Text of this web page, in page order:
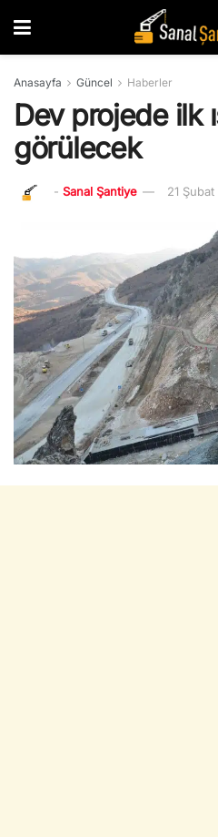
Anasayfa Güncel Haberler
Dev projede ilk
görülecek
- Sanal Şantiye 21